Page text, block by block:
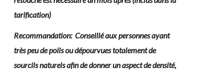
tarification)
Recommandation: Conseillé aux personnes ayant
très peu de poils ou dépourvues totalement de
sourcils naturels afin de donner un aspect de densité,